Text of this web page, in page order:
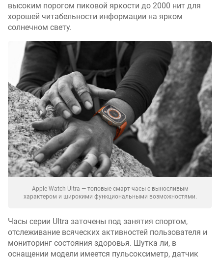
п
о
к
о
л
и
ч
е
с
т
в
у
п
р
е
д
л
ж
н
высоким порогом пиковой яркости до 2000 нит для
хорошей читабельности информации на ярком
солнечном свету.
Apple Watch Ultra — топовые смарт-часы с выносливым
характером и широкими функциональными возможностями.
Часы серии Ultra заточены под занятия спортом,
отслеживание всяческих активностей пользователя и
мониторинг состояния здоровья. Шутка ли, в
оснащении модели имеется пульсоксиметр, датчик